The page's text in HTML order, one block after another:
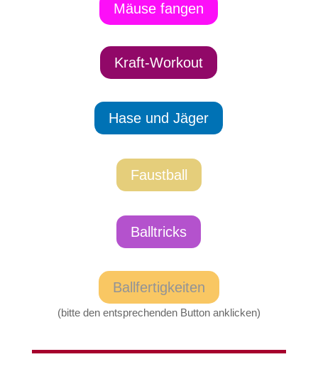
Mäuse fangen
Kraft-Workout
Hase und Jäger
Faustball
Balltricks
Ballfertigkeiten
(bitte den entsprechenden Button anklicken)